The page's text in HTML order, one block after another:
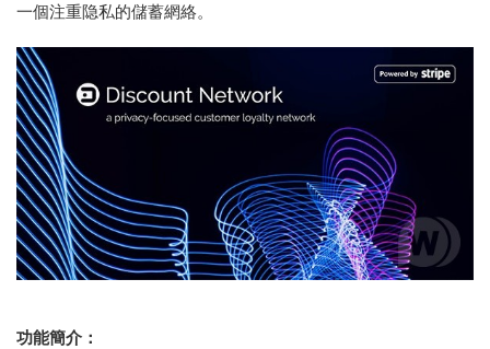
一個注重隐私的儲蓄網絡。
功能簡介：